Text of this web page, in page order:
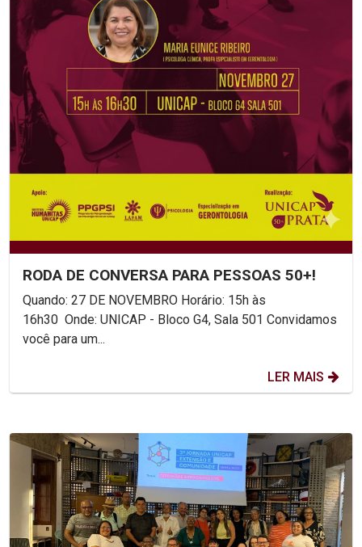
RODA DE CONVERSA PARA PESSOAS 50+!
Quando: 27 DE NOVEMBRO Horário: 15h às
16h30 Onde: UNICAP - Bloco G4, Sala 501 Convidamos
você para um...
LER MAIS